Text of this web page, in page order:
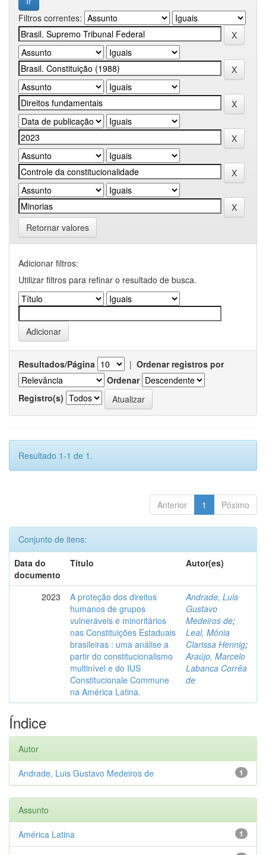
Filtros correntes:
Retornar valores
Adicionar filtros:
Utilizar filtros para refinar o resultado de busca.
Resultados/Página | Ordenar registros por
Ordenar
Registro(s)
Resultado 1-1 de 1.
Anterior 1 Póximo
Conjunto de itens:
Data do
documento
Título Autor(es)
2023
A proteção dos direitos
humanos de grupos
vulneráveis e minoritários
nas Constituições Estaduais
brasileiras : uma análise a
partir do constitucionalismo
multinível e do IUS
Constitucionale Commune
na América Latina.
Andrade, Luis
Gustavo
Medeiros de;
Leal, Mônia
Clarissa Hennig;
Araújo, Marcelo
Labanca Corrêa
de
Índice
Autor
1
Andrade, Luis Gustavo Medeiros de
Assunto
1
América Latina